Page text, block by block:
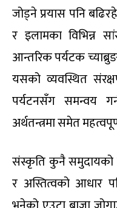
जोड्ने प्रयास पनि
र इलामका विभिन्न
आन्तरिक पर्यटक
यसको व्यवस्थित
पर्यटनसँग समन्वय
अर्थतन्त्रमा समेत
संस्कृति कुनै समुदायको
र अस्तित्वको आधार